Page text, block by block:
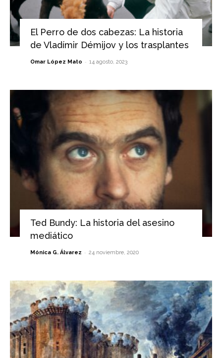
El Perro de dos cabezas: La historia
de Vladímir Démijov y los trasplantes
Omar López Mato - 14 agosto, 2023
Ted Bundy: La historia del asesino
mediático
Mónica G. Álvarez - 24 noviembre, 2020